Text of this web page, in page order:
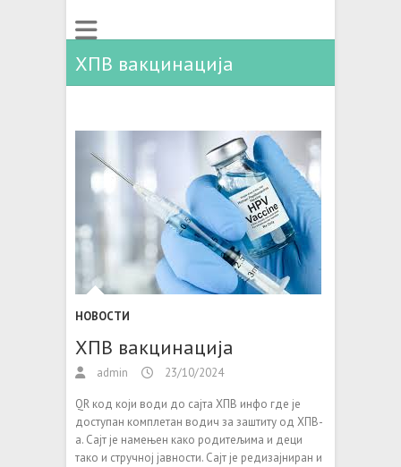
ХПВ вакцинација
НОВОСТИ
ХПВ вакцинација
admin 23/10/2024
QR код који води до сајта ХПВ инфо где је
доступан комплетан водич за заштиту од ХПВ-
а. Сајт је намењен како родитељима и деци
тако и стручној јавности. Сајт је редизајниран и